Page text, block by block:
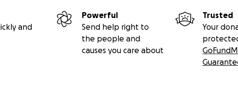
and
Powerful
Send help right to
the people and
causes you care about
Trusted
Your